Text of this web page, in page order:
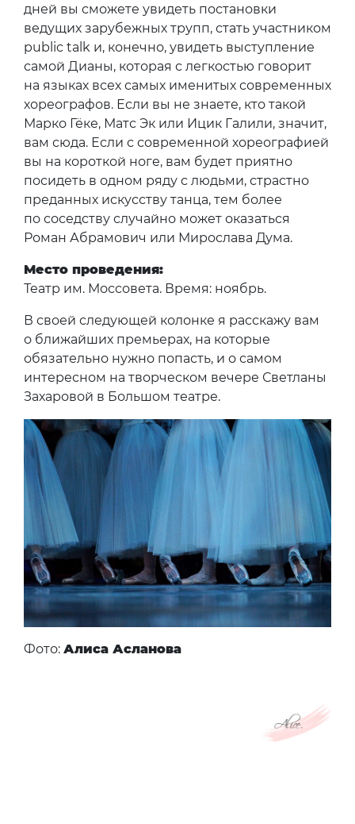
дней вы сможете увидеть постановки
ведущих зарубежных трупп, стать участником
public talk и, конечно, увидеть выступление
самой Дианы, которая с легкостью говорит
на языках всех самых именитых современных
хореографов. Если вы не знаете, кто такой
Марко Гёке, Матс Эк или Ицик Галили, значит,
вам сюда. Если с современной хореографией
вы на короткой ноге, вам будет приятно
посидеть в одном ряду с людьми, страстно
преданных искусству танца, тем более
по соседству случайно может оказаться
Роман Абрамович или Мирослава Дума.
Место проведения:
Театр им. Моссовета. Время: ноябрь.
В своей следующей колонке я расскажу вам
о ближайших премьерах, на которые
обязательно нужно попасть, и о самом
интересном на творческом вечере Светланы
Захаровой в Большом театре.
Фото: Алиса Асланова